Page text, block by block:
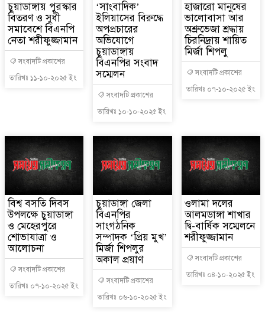
চুয়াডাঙ্গায় পুরস্কার
বিতরণ ও সুধী
সমাবেশে বিএনপি
নেতা শরীফুজ্জামান
সংবাদটি প্রকাশের
তারিখঃ ১১-১০-২০২৫ ইং
‘সাংবাদিক’
ইলিয়াসের বিরুদ্ধে
অপপ্রচারের
অভিযোগে
চুয়াডাঙ্গায়
বিএনপির সংবাদ
সম্মেলন
সংবাদটি প্রকাশের
তারিখঃ ১০-১০-২০২৫ ইং
হাজারো মানুষের
ভালোবাসা আর
অশ্রুভেজা শ্রদ্ধায়
চিরনিদ্রায় শায়িত
মির্জা শিপলু
সংবাদটি প্রকাশের
তারিখঃ ০৭-১০-২০২৫ ইং
‎বিশ্ব বসতি দিবস
উপলক্ষে চুয়াডাঙ্গা
ও মেহেরপুরে
শোভাযাত্রা ও
আলোচনা
সংবাদটি প্রকাশের
তারিখঃ ০৭-১০-২০২৫ ইং
চুয়াডাঙ্গা জেলা
বিএনপির
সাংগঠনিক
সম্পাদক ‘প্রিয় মুখ’
মির্জা শিপলুর
অকাল প্রয়াণ
সংবাদটি প্রকাশের
তারিখঃ ০৬-১০-২০২৫ ইং
ওলামা দলের
আলমডাঙ্গা শাখার
দ্বি-বার্ষিক সম্মেলনে
শরীফুজ্জামান
সংবাদটি প্রকাশের
তারিখঃ ০৪-১০-২০২৫ ইং